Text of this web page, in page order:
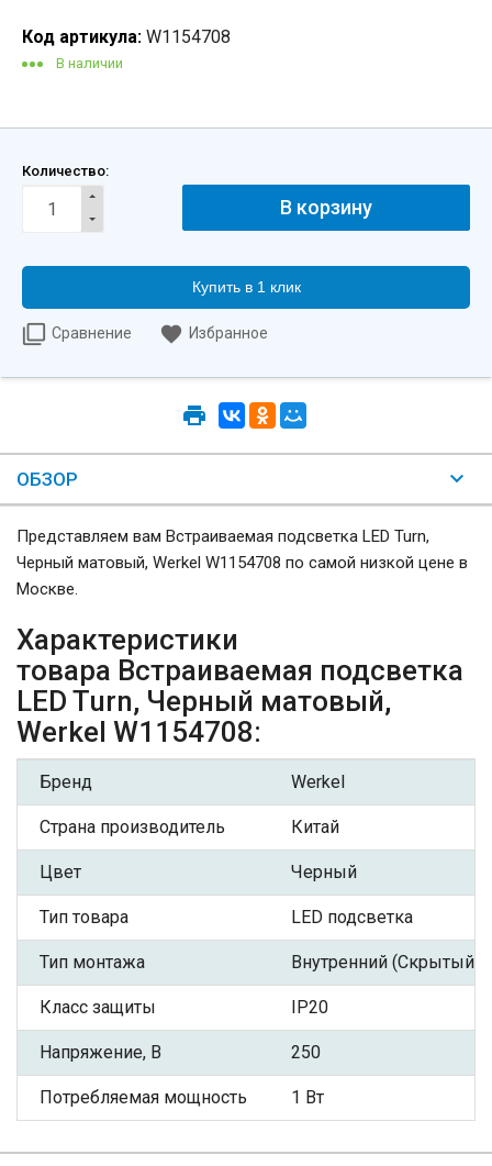
Код артикула: W1154708
В наличии
Количество:
Купить в 1 клик
Сравнение Избранное
ОБЗОР
Представляем вам Встраиваемая подсветка LED Turn,
Черный матовый, Werkel W1154708 по самой низкой цене в
Москве.
Характеристики
товара Встраиваемая подсветка
LED Turn, Черный матовый,
Werkel W1154708:
Бренд Werkel
Страна производитель Китай
Цвет Черный
Тип товара LED подсветка
Тип монтажа Внутренний (Скрытый)
Класс защиты IP20
Напряжение, В 250
Потребляемая мощность 1 Вт